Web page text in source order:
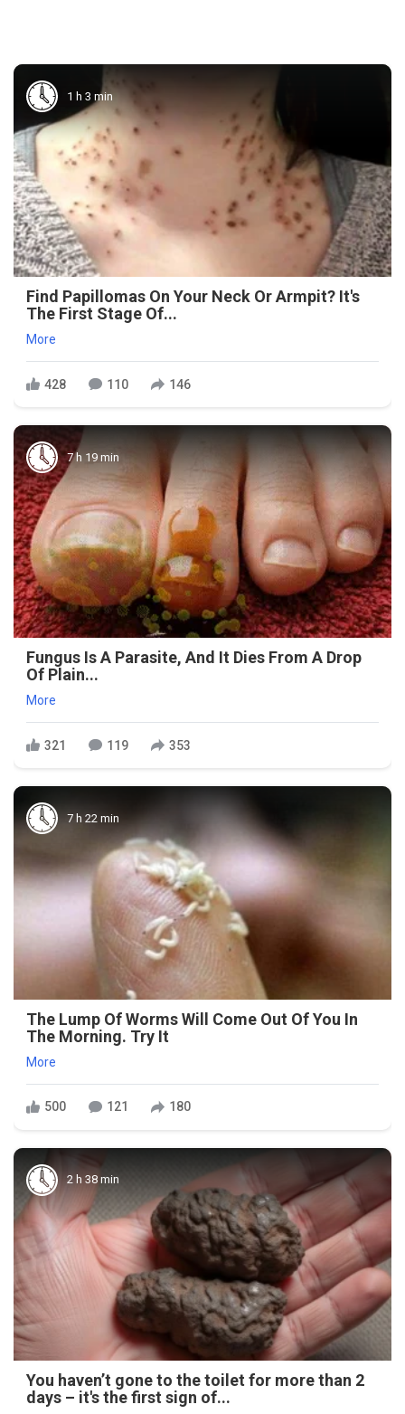
1 h 3 min
Find Papillomas On Your Neck Or Armpit? It's
The First Stage Of...
More
428 110 146
7 h 19 min
Fungus Is A Parasite, And It Dies From A Drop
Of Plain...
More
321 119 353
7 h 22 min
The Lump Of Worms Will Come Out Of You In
The Morning. Try It
More
500 121 180
2 h 38 min
You haven’t gone to the toilet for more than 2
days – it's the first sign of...